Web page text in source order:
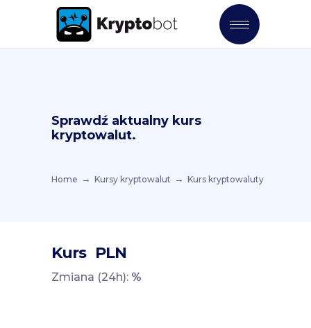
Sprawdź aktualny kurs
kryptowalut.
Home Kursy kryptowalut Kurs kryptowaluty
Kurs PLN
Zmiana (24h): %